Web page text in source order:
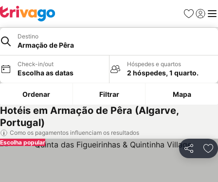
Favoritos
Iniciar
Destino
Armação de Pêra
Check-in/out
Escolha as datas
Hóspedes e quartos
2 hóspedes, 1 quarto.
Ordenar Filtrar Mapa
Hotéis em Armação de Pêra (Algarve,
Portugal)
Como os pagamentos influenciam os resultados
Partilhar
Escolha popular